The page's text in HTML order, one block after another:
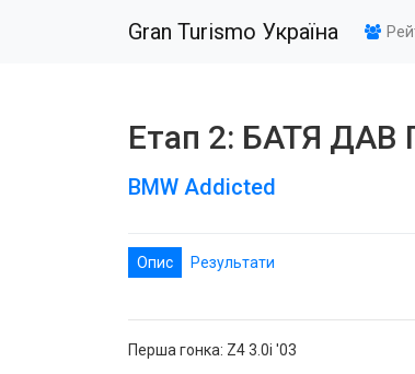
Gran Turismo Україна
Етап 2: БАТЯ
BMW Addicted
Опис Результати
Перша гонка: Z4 3.0i '03